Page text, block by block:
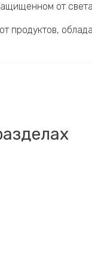
от
продуктов,